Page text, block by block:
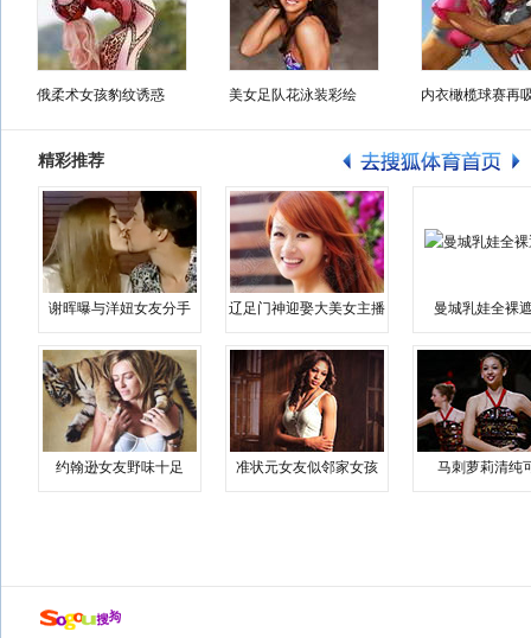
俄柔术女孩豹纹诱惑 美女足队花泳装彩绘 内衣橄榄球赛再
精彩推荐
谢晖曝与洋妞女友分手 辽足门神迎娶大美女主播 曼城乳娃全裸
约翰逊女友野味十足 准状元女友似邻家女孩 马刺萝莉清纯